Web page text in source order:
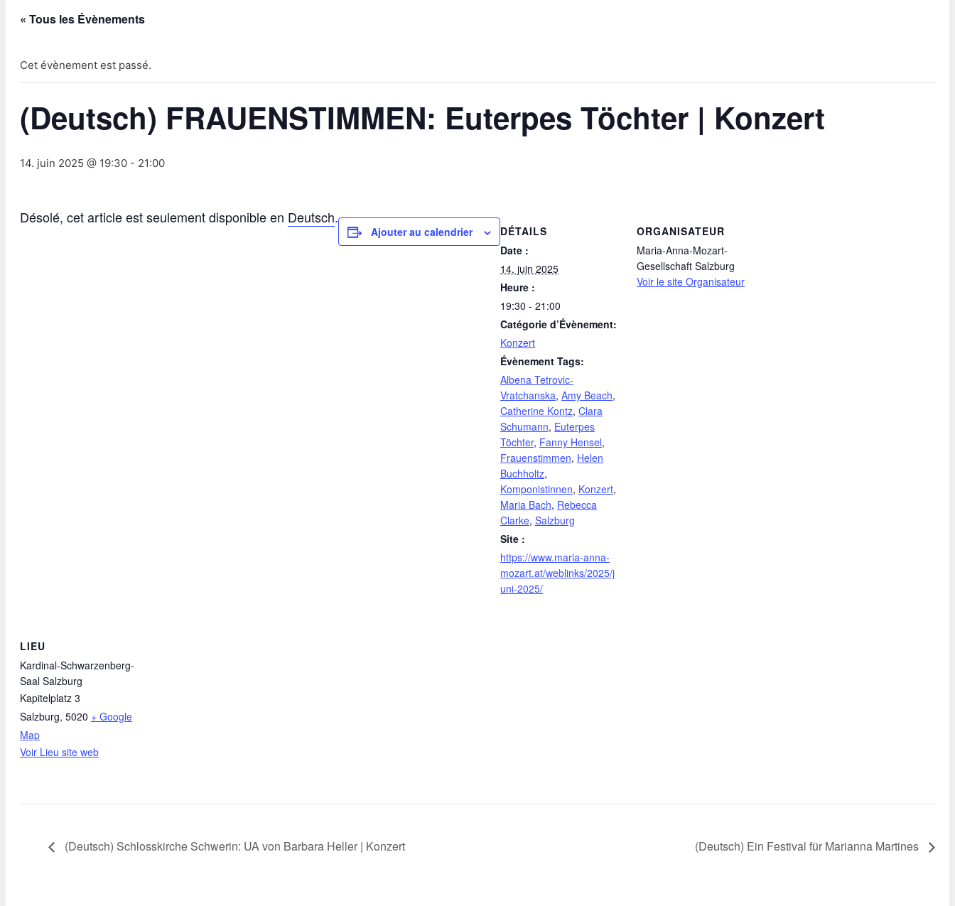
« Tous les Évènements
Cet évènement est passé.
(Deutsch) FRAUENSTIMMEN: Euterpes Töchter | Konzert
14. juin 2025 @ 19:30 - 21:00
Désolé, cet article est seulement disponible en Deutsch.
Ajouter au calendrier
DÉTAILS
Date :
14. juin 2025
Heure :
19:30 - 21:00
Catégorie d’Évènement:
Konzert
Évènement Tags:
Albena Tetrovic-
Vratchanska, Amy Beach,
Catherine Kontz, Clara
Schumann, Euterpes
Töchter, Fanny Hensel,
Frauenstimmen, Helen
Buchholtz,
Komponistinnen, Konzert,
Maria Bach, Rebecca
Clarke, Salzburg
Site :
https://www.maria-anna-
mozart.at/weblinks/2025/j
uni-2025/
ORGANISATEUR
Maria-Anna-Mozart-
Gesellschaft Salzburg
Voir le site Organisateur
LIEU
Kardinal-Schwarzenberg-
Saal Salzburg
Kapitelplatz 3
Salzburg, 5020 + Google
Map
Voir Lieu site web
(Deutsch) Schlosskirche Schwerin: UA von Barbara Heller | Konzert (Deutsch) Ein Festival für Marianna Martines